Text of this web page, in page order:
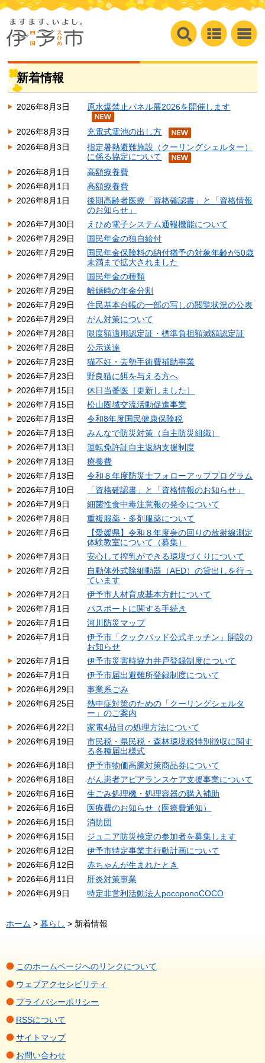
新着情報
2026年8月3日 原水爆禁止パネル展2026を開催します
2026年8月3日
充電式電池の出し方
2026年8月3日
指定暑熱避難施設（クーリングシェルター）
に係る協定について
2026年8月1日
高額療養費
2026年8月1日
高額療養費
2026年8月1日
後期高齢者医療「資格確認書」と「資格情報
のお知らせ」
2026年7月30日
えひめ電子システム通報機能について
2026年7月29日
国民年金の独自給付
2026年7月29日
国民年金保険料の納付猶予の対象年齢が50歳
未満まで拡大されました
2026年7月29日
国民年金の種類
2026年7月29日
離婚時の年金分割
2026年7月29日
住民基本台帳の一部の写しの閲覧状況の公表
2026年7月29日
がん対策について
2026年7月28日
限度額適用認定証・標準負担額減額認定証
2026年7月28日
公示送達
2026年7月23日
猫不妊・去勢手術費補助事業
2026年7月23日
野良猫に餌を与える方へ
2026年7月15日
休日当番医［更新しました］
2026年7月15日
松山圏域交流活動促進事業
2026年7月13日
令和8年度国民健康保険税
2026年7月13日
みんなで防災対策（自主防災組織）
2026年7月13日
運転免許証自主返納支援制度
2026年7月13日
療養費
2026年7月13日
令和８年度防災士フォローアッププログラム
2026年7月10日
「資格確認書」と「資格情報のお知らせ」
2026年7月9日
細菌性食中毒注意報の発令について
2026年7月8日
重複服薬・多剤服薬について
2026年7月6日
【愛媛県】令和８年度身の回りの放射線測定
体験教室について（募集）
2026年7月3日
安心して搾乳ができる環境づくりについて
2026年7月2日
自動体外式除細動器（AED）の貸出しを行っ
ています
2026年7月2日
伊予市人材育成基本方針について
2026年7月1日
パスポートに関する手続き
2026年7月1日
河川防災マップ
2026年7月1日
伊予市「クックパッド公式キッチン」開設の
お知らせ
2026年7月1日
伊予市災害時協力井戸登録制度について
2026年7月1日
伊予市届出避難所登録制度について
2026年6月29日
事業系ごみ
2026年6月25日
熱中症対策のための「クーリングシェルタ
ー」のご案内
2026年6月22日
家電4品目の処理方法について
2026年6月19日
市民税・県民税・森林環境税特別徴収に関す
る各種届出様式
2026年6月18日
伊予市物価高騰対策商品券について
2026年6月18日
がん患者アピアランスケア支援事業について
2026年6月16日
生ごみ処理機・処理容器の購入補助
2026年6月16日
医療費のお知らせ（医療費通知）
2026年6月15日
消防団
2026年6月15日
ジュニア防災検定の参加者を募集します
2026年6月12日
伊予市特定事業主行動計画について
2026年6月12日
赤ちゃんが生まれたとき
2026年6月11日
肝炎対策事業
2026年6月9日
特定非営利活動法人pocoponoCOCO
ホーム > 暮らし > 新着情報
このホームページへのリンクについて
ウェブアクセシビリティ
プライバシーポリシー
RSSについて
サイトマップ
お問い合わせ